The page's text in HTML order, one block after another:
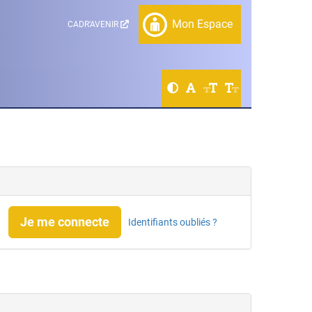
CADR'AVENIR Mon Espace
Je me connecte Identifiants oubliés ?